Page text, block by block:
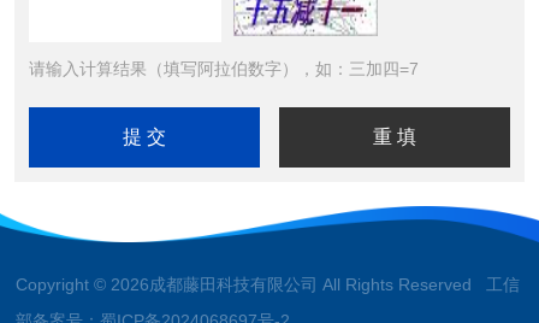
请输入计算结果（填写阿拉伯数字），如：三加四=7
Copyright © 2026成都藤田科技有限公司 All Rights Reserved 工信